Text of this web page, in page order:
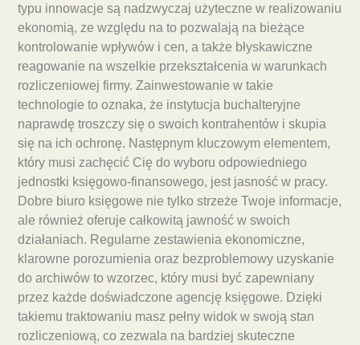
typu innowacje są nadzwyczaj użyteczne w realizowaniu
ekonomią, ze względu na to pozwalają na bieżące
kontrolowanie wpływów i cen, a także błyskawiczne
reagowanie na wszelkie przekształcenia w warunkach
rozliczeniowej firmy. Zainwestowanie w takie
technologie to oznaka, że instytucja buchalteryjne
naprawdę troszczy się o swoich kontrahentów i skupia
się na ich ochronę. Następnym kluczowym elementem,
który musi zachęcić Cię do wyboru odpowiedniego
jednostki księgowo-finansowego, jest jasność w pracy.
Dobre biuro księgowe nie tylko strzeże Twoje informacje,
ale również oferuje całkowitą jawność w swoich
działaniach. Regularne zestawienia ekonomiczne,
klarowne porozumienia oraz bezproblemowy uzyskanie
do archiwów to wzorzec, który musi być zapewniany
przez każde doświadczone agencję księgowe. Dzięki
takiemu traktowaniu masz pełny widok w swoją stan
rozliczeniową, co zezwala na bardziej skuteczne